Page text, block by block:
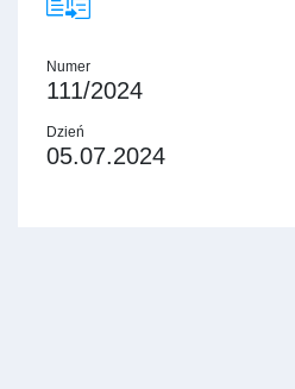
Numer
111/2024
Dzień
05.07.2024